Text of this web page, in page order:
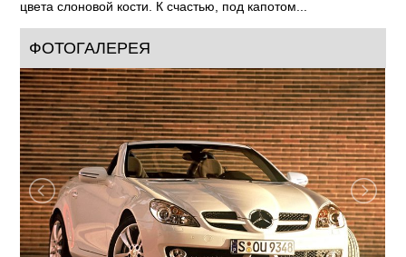
дороге. Они будут неотступно преследовать Вас, как только
Вы броситесь в бегство.
На светофорах к Вам будут заглядывать в спортивный
кокпит и завистливо коситься на циферблаты приборов
цвета слоновой кости. К счастью, под капотом...
ФОТОГАЛЕРЕЯ